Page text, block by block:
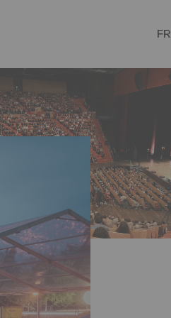
FR